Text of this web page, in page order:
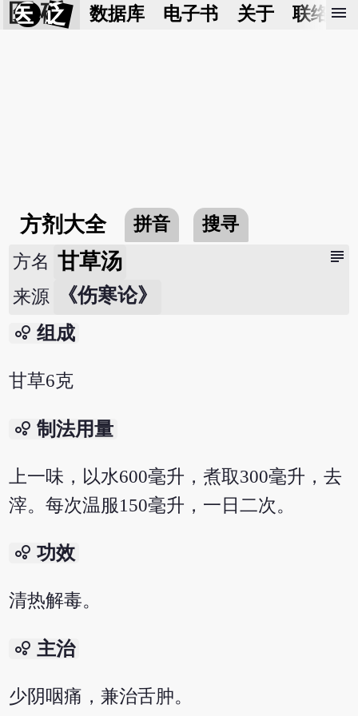
医 砭 数据库 电子书 关于 联络我
menu
方剂大全 拼音 搜寻
subject
方名 甘草汤
来源 《伤寒论》
bubble_chart 组成
甘草6克
bubble_chart 制法用量
上一味，以水600毫升，煮取300毫升，去
滓。每次温服150毫升，一日二次。
bubble_chart 功效
清热解毒。
bubble_chart 主治
少阴咽痛，兼治舌肿。